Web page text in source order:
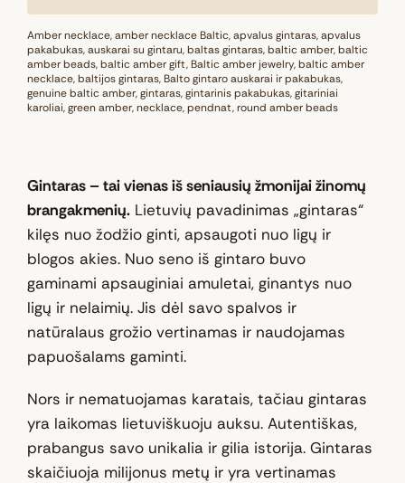
segtukas
„LIETUVA“
Amber necklace,amber necklace Baltic,apvalus gintaras,apvalus
pakabukas,auskarai su gintaru,baltas gintaras,baltic amber,baltic
amber beads,baltic amber gift,Baltic amber jewelry,baltic amber
necklace,baltijos gintaras,Balto gintaro auskarai ir pakabukas,
genuine baltic amber,gintaras,gintarinis pakabukas,gitariniai
karoliai,green amber,necklace,pendnat,round amber beads
Gintaras – tai vienas iš seniausių žmonijai žinomų
brangakmenių.Lietuvių pavadinimas „gintaras“
kilęs nuo žodžio ginti, apsaugoti nuo ligų ir
blogos akies. Nuo seno iš gintaro buvo
gaminami apsauginiai amuletai, ginantys nuo
ligų ir nelaimių. Jis dėl savo spalvos ir
natūralaus grožio vertinamas ir naudojamas
papuošalams gaminti.
Nors ir nematuojamas karatais, tačiau gintaras
yra laikomas lietuviškuoju auksu. Autentiškas,
prabangus savo unikalia ir gilia istorija. Gintaras
skaičiuoja milijonus metų ir yra vertinamas